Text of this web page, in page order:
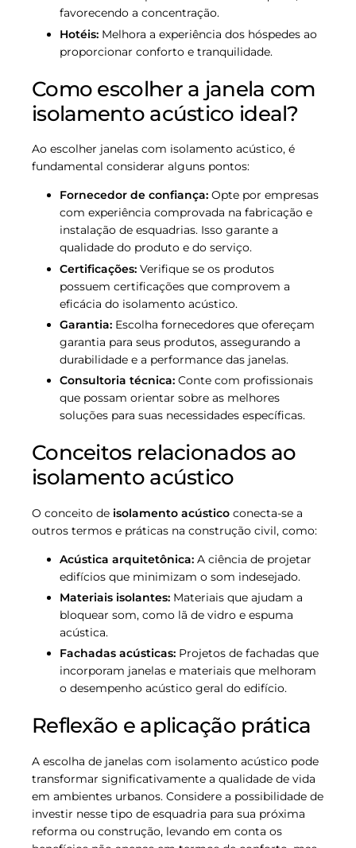
favorecendo a concentração.
Hotéis: Melhora a experiência dos hóspedes ao
proporcionar conforto e tranquilidade.
Como escolher a janela com
isolamento acústico ideal?
Ao escolher janelas com isolamento acústico, é
fundamental considerar alguns pontos:
Fornecedor de confiança: Opte por empresas
com experiência comprovada na fabricação e
instalação de esquadrias. Isso garante a
qualidade do produto e do serviço.
Certificações: Verifique se os produtos
possuem certificações que comprovem a
eficácia do isolamento acústico.
Garantia: Escolha fornecedores que ofereçam
garantia para seus produtos, assegurando a
durabilidade e a performance das janelas.
Consultoria técnica: Conte com profissionais
que possam orientar sobre as melhores
soluções para suas necessidades específicas.
Conceitos relacionados ao
isolamento acústico
O conceito de isolamento acústico conecta-se a
outros termos e práticas na construção civil, como:
Acústica arquitetônica: A ciência de projetar
edifícios que minimizam o som indesejado.
Materiais isolantes: Materiais que ajudam a
bloquear som, como lã de vidro e espuma
acústica.
Fachadas acústicas: Projetos de fachadas que
incorporam janelas e materiais que melhoram
o desempenho acústico geral do edifício.
Reflexão e aplicação prática
A escolha de janelas com isolamento acústico pode
transformar significativamente a qualidade de vida
em ambientes urbanos. Considere a possibilidade de
investir nesse tipo de esquadria para sua próxima
reforma ou construção, levando em conta os